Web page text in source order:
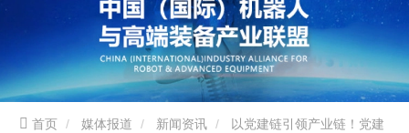
首页 媒体报道 新闻资讯